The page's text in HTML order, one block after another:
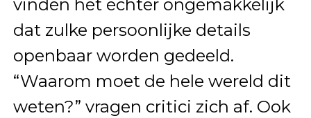
vinden het echter ongemakkelijk
dat zulke persoonlijke details
openbaar worden gedeeld.
“Waarom moet de hele wereld dit
weten?” vragen critici zich af. Ook